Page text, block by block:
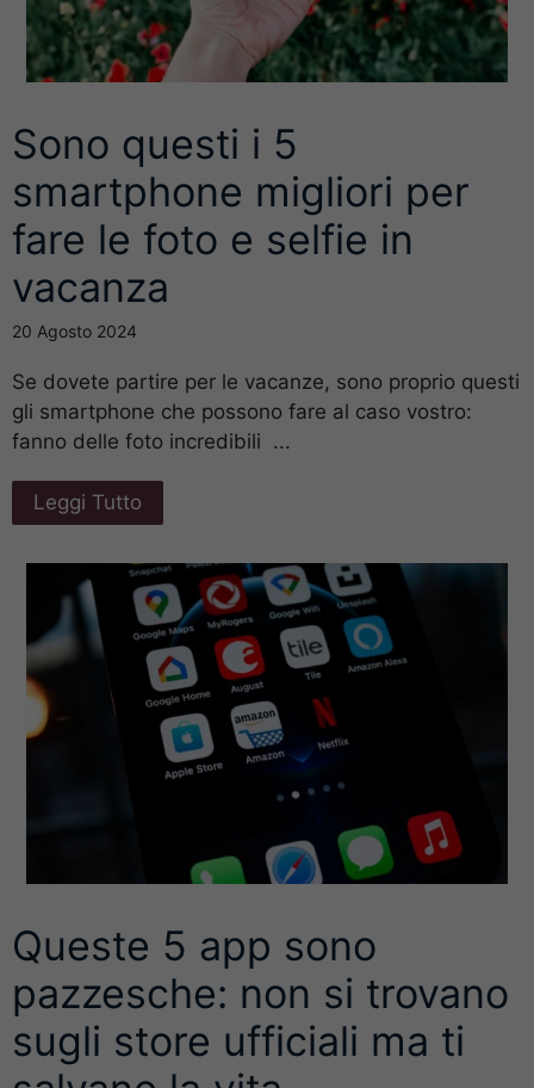
Sono questi i 5
smartphone migliori per
fare le foto e selfie in
vacanza
20 Agosto 2024
Se dovete partire per le vacanze, sono proprio questi
gli smartphone che possono fare al caso vostro:
fanno delle foto incredibili ...
Leggi Tutto
Queste 5 app sono
pazzesche: non si trovano
sugli store ufficiali ma ti